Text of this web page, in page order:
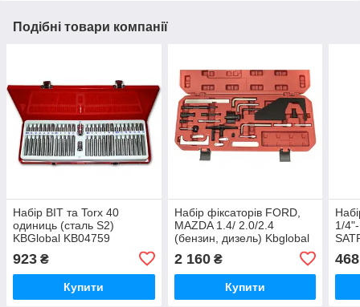
Подібні товари компанії
Набір BIT та Torx 40
одиниць (сталь S2)
KBGlobal KB04759
923 ₴
Купити
Набір фіксаторів FORD,
MAZDA 1.4/ 2.0/2.4
(бензин, дизель) Kbglobal
2 160₴
Купити
1/
468